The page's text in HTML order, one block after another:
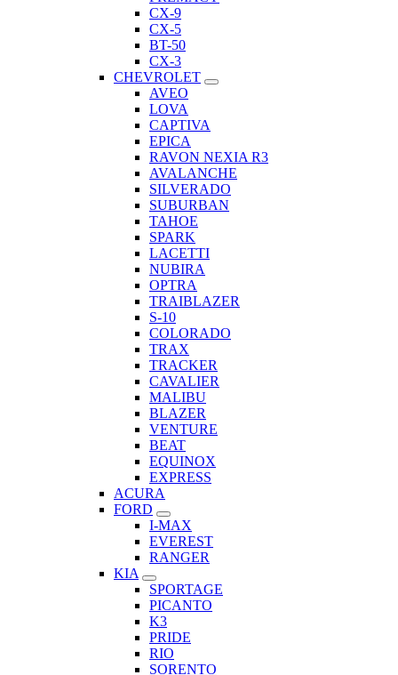
CX-9
CX-5
BT-50
CX-3
CHEVROLET
AVEO
LOVA
CAPTIVA
EPICA
RAVON NEXIA R3
AVALANCHE
SILVERADO
SUBURBAN
TAHOE
SPARK
LACETTI
NUBIRA
OPTRA
TRAIBLAZER
S-10
COLORADO
TRAX
TRACKER
CAVALIER
MALIBU
BLAZER
VENTURE
BEAT
EQUINOX
EXPRESS
ACURA
FORD
I-MAX
EVEREST
RANGER
KIA
SPORTAGE
PICANTO
K3
PRIDE
RIO
SORENTO